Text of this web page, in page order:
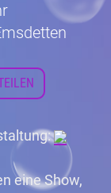
eine Show,